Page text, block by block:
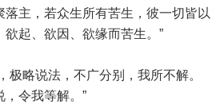
主，若众生所有苦生，彼一切皆以
起、欲因、欲缘而苦生。”
极略说法，不广分别，我所不解。
令我等解。”